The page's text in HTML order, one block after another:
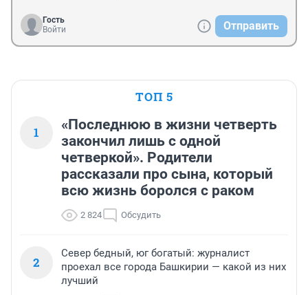
Гость
Войти
Отправить
ТОП 5
1
«Последнюю в жизни четверть
закончил лишь с одной
четверкой». Родители
рассказали про сына, который
всю жизнь боролся с раком
2 824 Обсудить
2
Север бедный, юг богатый: журналист
проехал все города Башкирии — какой из них
лучший